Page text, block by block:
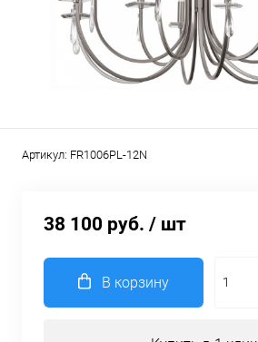
Артикул: FR1006PL-12N
38 100 руб. / шт
В корзину